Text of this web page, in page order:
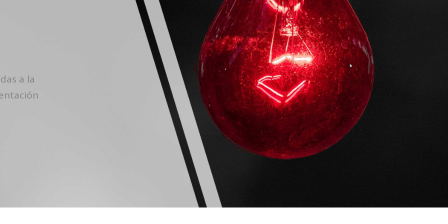
Centrarte en lo más importante
Con DRETLAW ve lo esencial de un
expediente en un vistazo,
rápidamente.-
Búsquedas Inteligentes
Contacto Directo
Facebook
Instagram
Twitter
Instagram
Twitter
a la